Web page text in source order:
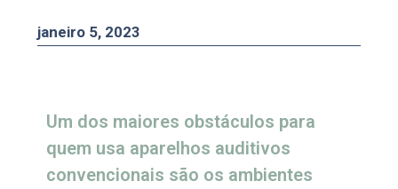
janeiro 5, 2023
Um dos maiores obstáculos para
quem usa aparelhos auditivos
convencionais são os ambientes